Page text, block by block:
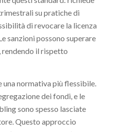
su pratiche di
di revocare la licenza
sanzioni possono superare
rendendo il rispetto
normativa più flessibile.
dei fondi, e le
sono spesso lasciate
Questo approccio